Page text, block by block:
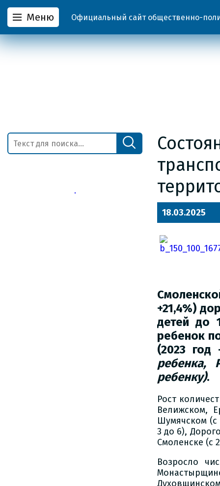
Меню Официальный сайт общественно-
18.03.2025
+21,4%)
детей до
ребенок
(2023 год
ребенка,
ребенку).
Рост
Велижском,
Шумячском (с
3 до 6),
Смоленске (с
Возросло